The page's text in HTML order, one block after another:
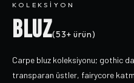
KOLEKSIYON
BLUZ(53+ ürün)
Carpe bluz koleksiyonu; gothic
transparan üstler, fairycore